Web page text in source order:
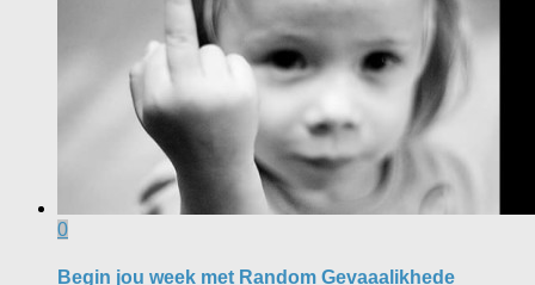
0
Begin jou week met Random Gevaaalikhede